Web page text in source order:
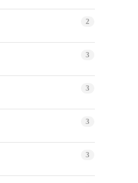
2
3
3
3
3